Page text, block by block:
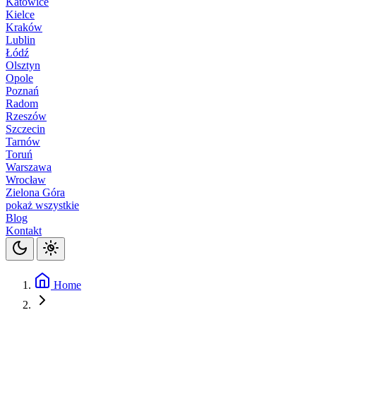
Kielce
Kraków
Lublin
Łódź
Olsztyn
Opole
Poznań
Radom
Rzeszów
Szczecin
Tarnów
Toruń
Warszawa
Wrocław
Zielona Góra
pokaż wszystkie
Blog
Kontakt
Home